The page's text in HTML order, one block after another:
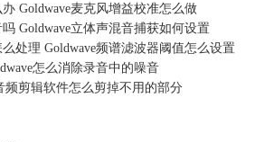
Goldwave麦克风增益校准怎么做
Goldwave立体声混音捕获如何设置
处理 Goldwave频谱滤波器阈值怎么设置
怎么消除录音中的噪音
剪辑软件怎么剪掉不用的部分